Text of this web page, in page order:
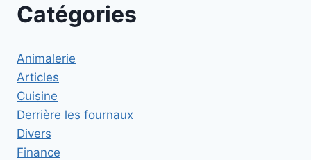
Catégories
Animalerie
Articles
Cuisine
Derrière les fournaux
Divers
Finance